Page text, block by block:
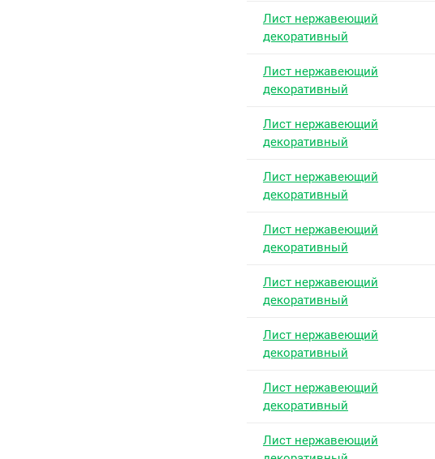
Лист нержавеющий
декоративный
Лист нержавеющий
декоративный
Лист нержавеющий
декоративный
Лист нержавеющий
декоративный
Лист нержавеющий
декоративный
Лист нержавеющий
декоративный
Лист нержавеющий
декоративный
Лист нержавеющий
декоративный
Лист нержавеющий